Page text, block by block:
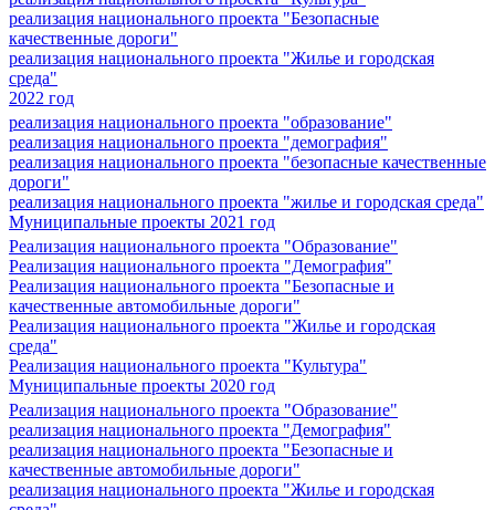
реализация национального проекта "Безопасные
качественные дороги"
реализация национального проекта "Жилье и городская
среда"
2022 год
реализация национального проекта "образование"
реализация национального проекта "демография"
реализация национального проекта "безопасные качественные
дороги"
реализация национального проекта "жилье и городская среда"
Муниципальные проекты 2021 год
Реализация национального проекта "Образование"
Реализация национального проекта "Демография"
Реализация национального проекта "Безопасные и
качественные автомобильные дороги"
Реализация национального проекта "Жилье и городская
среда"
Реализация национального проекта "Культура"
Муниципальные проекты 2020 год
Реализация национального проекта "Образование"
реализация национального проекта "Демография"
реализация национального проекта "Безопасные и
качественные автомобильные дороги"
реализация национального проекта "Жилье и городская